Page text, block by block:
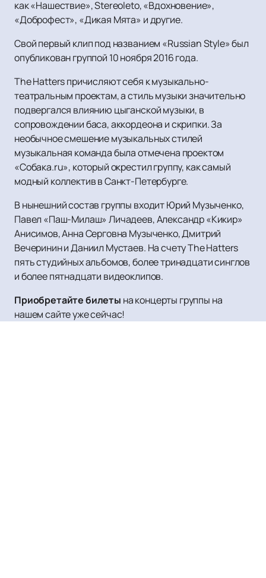
как «Нашествие», Stereoleto, «Вдохновение»,
«Доброфест», «Дикая Мята» и другие.
Свой первый клип под названием «Russian Style» был
опубликован группой 10 ноября 2016 года.
The Hatters причисляют себя к музыкально-
театральным проектам, а стиль музыки значительно
подвергался влиянию цыганской музыки, в
сопровождении баса, аккордеона и скрипки. За
необычное смешение музыкальных стилей
музыкальная команда была отмечена проектом
«Собака.ru», который окрестил группу, как самый
модный коллектив в Санкт-Петербурге.
В нынешний состав группы входит Юрий Музыченко,
Павел «Паш-Милаш» Личадеев, Александр «Кикир»
Анисимов, Анна Серговна Музыченко, Дмитрий
Вечеринин и Даниил Мустаев. На счету The Hatters
пять студийных альбомов, более тринадцати синглов
и более пятнадцати видеоклипов.
Приобретайте билеты на концерты группы на
нашем сайте уже сейчас!